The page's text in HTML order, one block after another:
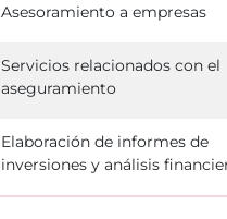
Asesoramiento a empresas
Servicios relacionados con el
aseguramiento
Elaboración de informes de
inversiones y análisis